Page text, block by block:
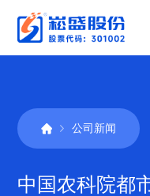
公司新闻
中国农科院都